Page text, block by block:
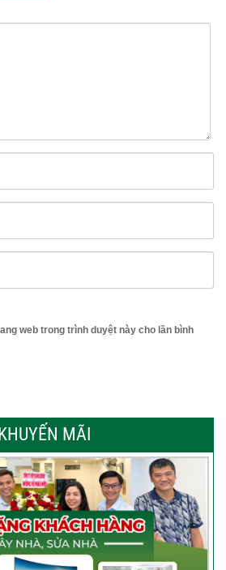
web trong trình duyệt này cho lần bình
MÃI